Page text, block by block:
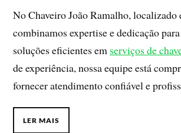
No Chaveiro João Ramalho,
combinamos expertise e dedicação
soluções eficientes em serviços de
de experiência, nossa equipe está
fornecer atendimento confiável e
LER MAIS